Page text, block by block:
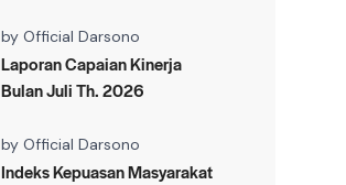
by Official Darsono
Laporan Capaian Kinerja
Bulan Juli Th. 2026
by Official Darsono
Indeks Kepuasan Masyarakat